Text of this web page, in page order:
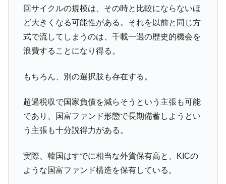
回サイクルの規模は、その時と比較にならないほ
ど大きくなる可能性がある。それを以前と同じ方
式で流してしまうのは、千載一遇の歴史的機会を
浪費することになり得る。
もちろん、別の選択肢も存在する。
超過税収で国家負債を減らそうという主張も可能
であり、国富ファンド形態で長期備蓄しようとい
う主張も十分説得力がある。
実際、韓国はすでに相当な外貨保有高と、KICの
ような国富ファンド構造を保有している。